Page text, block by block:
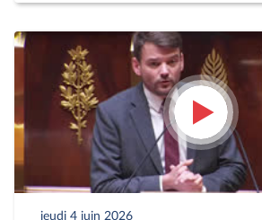
jeudi 4 juin 2026